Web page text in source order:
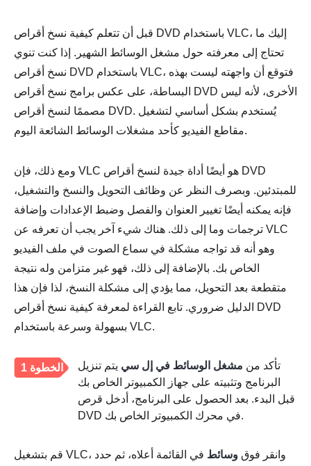
قبل أن تتعلم كيفية نسخ أقراص DVD باستخدام VLC، إليك ما
تحتاج إلى معرفته حول مشغل الوسائط الشهير. إذا كنت تنوي
نسخ أقراص DVD باستخدام VLC، فتوقع أن واجهته ليست بهذه
البساطة، على عكس برامج نسخ أقراص DVD الأخرى، لأنه ليس
مصممًا لنسخ أقراص DVD. يُستخدم بشكل أساسي لتشغيل
مقاطع الفيديو كأحد مشغلات الوسائط الشائعة اليوم.
ومع ذلك، فإن VLC هو أيضًا أداة جيدة لنسخ أقراص DVD
للمبتدئين. وبصرف النظر عن وظائف التحويل والنسخ والتشغيل،
فإنه يمكنه أيضًا تغيير العنوان والفصل وضبط الإعدادات وإضافة
ترجمات وما إلى ذلك. هناك شيء آخر يجب أن تعرفه عن VLC
وهو أنه قد تواجه مشكلة في سماع الصوت في ملف الفيديو
الخاص بك. بالإضافة إلى ذلك، فهو غير متزامن وله نتيجة
متقطعة بعد التحويل، مما يؤدي إلى مشكلة النسخ، لذا فإن هذا
الدليل ضروري. تابع القراءة لمعرفة كيفية نسخ أقراص DVD
بسهولة وسرعة باستخدام VLC.
الخطوة 1 تأكد من مشغل الوسائط في إل سي يتم تنزيل
البرنامج وتثبيته على جهاز الكمبيوتر الخاص بك
قبل البدء. بعد الحصول على البرنامج، أدخل قرص
DVD في محرك الكمبيوتر الخاص بك.
قم بتشغيل VLC، وانقر فوق وسائط في القائمة أعلاه، ثم حدد